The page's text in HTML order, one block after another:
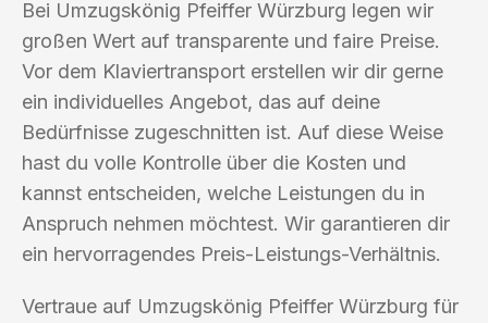
Bei Umzugskönig Pfeiffer Würzburg legen wir
großen Wert auf transparente und faire Preise.
Vor dem Klaviertransport erstellen wir dir gerne
ein individuelles Angebot, das auf deine
Bedürfnisse zugeschnitten ist. Auf diese Weise
hast du volle Kontrolle über die Kosten und
kannst entscheiden, welche Leistungen du in
Anspruch nehmen möchtest. Wir garantieren dir
ein hervorragendes Preis-Leistungs-Verhältnis.
Vertraue auf Umzugskönig Pfeiffer Würzburg für